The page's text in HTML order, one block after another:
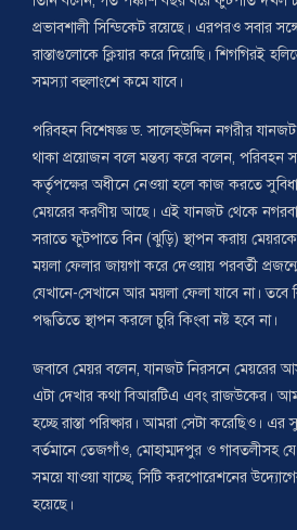
প্রভাবশালী সিন্ডিকেট রয়েছে। এরপরও সবার
রাস্তাগুলোকে ক্লিয়ার করে দিয়েছি। শিগগিরই
সমস্যা বহুলাংশে কমে যাবে।
পরিবহন বিশেষজ্ঞ ড. সালেহউদ্দিন নগরীর
থাকা প্রয়োজন বলে মন্তব্য করে বলেন, পরিবহন
কর্তৃপক্ষের অধীনে নেওয়া হলে কাজ করতে
মেয়রের করণীয় আছে। এই যানজট থেকে
সরাতে ফুটপাতে বিন (ঝুড়ি) স্থাপন করায় মেয়রকে
ময়লা ফেলার জায়গা করে দেওয়ায় পরবর্তী
যেখানে-সেখানে আর ময়লা ফেলা যাবে না।
পদ্ধতিতে স্থাপন করলে চুরি কিংবা নষ্ট হবে না।
জবাবে মেয়র বলেন, যানজট নিরসনে মেয়রের
এটা দেখার কথা বিআরটিএ এবং রাজউকের।
হচ্ছে রাস্তা পরিষ্কার। আমরা সেটা করেছিও।
বর্তমানে তেজগাঁও, মোহাম্মদপুর ও গাবতলীসহ
সময়ে যাওয়া যাচ্ছে, সিটি করপোরেশনের
হয়েছে।